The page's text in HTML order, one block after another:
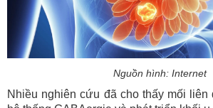
Nguồn hình: Internet
Nhiều nghiên cứu đã cho thấy mối liên